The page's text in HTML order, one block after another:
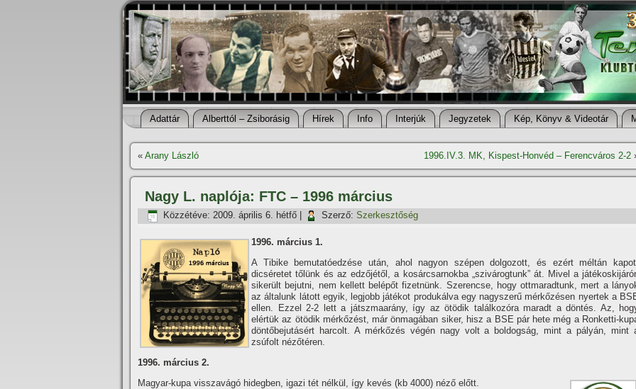
Adattár Alberttól – Zsiborásig Hí­rek Info Interjúk Jegyzetek Kép, Könyv & Videotár
« Arany László 1996.IV.3. MK, Kispest-Honvéd – Ferencváros 2-2
Nagy L. naplója: FTC – 1996 március
Közzétéve: 2009. április 6. hétfő Szerző: Szerkesztőség
1996. március 1.
A Tibike bemutatóedzése után, ahol nagyon szépen dolgozott, és ezért méltán
dicséretet tőlünk és az edzőjétől, a kosárcsarnokba „szivárogtunk” át. Mivel a
sikerült bejutni, nem kellett belépőt fizetnünk. Szerencse, hogy ottmaradtunk, mert a
az általunk látott egyik, legjobb játékot produkálva egy nagyszerű mérkőzésen nyertek a
ellen. Ezzel 2-2 lett a játszmaarány, í­gy az ötödik találkozóra maradt a döntés. Az,
elértük az ötödik mérkőzést, már önmagában siker, hisz a BSE pár hete még a Ronketti-
döntőbejutásért harcolt. A mérkőzés végén nagy volt a boldogság, mint a pályán, mint
zsúfolt nézőtéren.
1996. március 2.
Magyar-kupa visszavágó hidegben, igazi tét nélkül, í­gy kevés (kb 4000) néző előtt.